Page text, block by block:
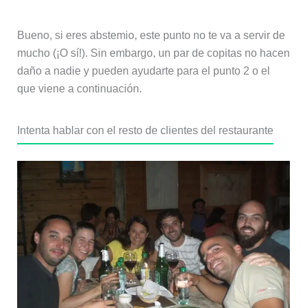
Bueno, si eres abstemio, este punto no te va a servir de
mucho (¡O sí!). Sin embargo, un par de copitas no hacen
daño a nadie y pueden ayudarte para el punto 2 o el
que viene a continuación.
Intenta hablar con el resto de clientes del restaurante